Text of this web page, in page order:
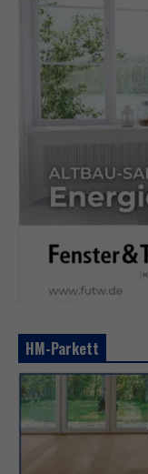
HM-Parkett